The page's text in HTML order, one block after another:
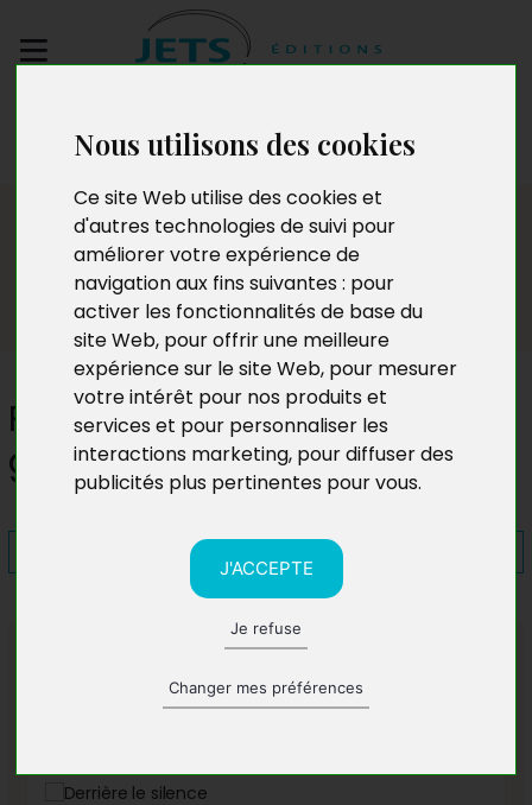
Nous utilisons des cookies
Ce site Web utilise des cookies et
d'autres technologies de suivi pour
améliorer votre expérience de
navigation aux fins suivantes : pour
activer les fonctionnalités de base du
site Web, pour offrir une meilleure
expérience sur le site Web, pour mesurer
votre intérêt pour nos produits et
services et pour personnaliser les
interactions marketing, pour diffuser des
publicités plus pertinentes pour vous.
J'ACCEPTE
Je refuse
Changer mes préférences
manuscrit
Presse
Pour sortir la BEAC de sa
gouvernance défaillante
A lire également